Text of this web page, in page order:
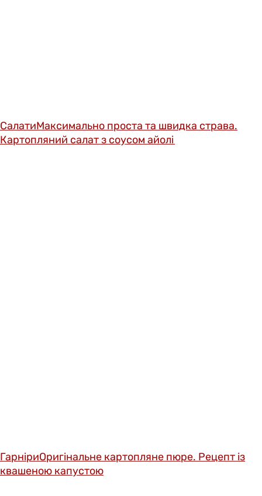
СалатиМаксимально проста та швидка страва.
Картопляний салат з соусом айолі
ГарніриОригінальне картопляне пюре. Рецепт із
квашеною капустою